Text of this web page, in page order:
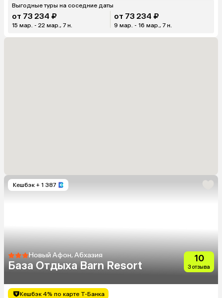
Выгодные туры на соседние даты
от 73 234 ₽
15 мар. - 22 мар., 7 н.
от 73 234 ₽
9 мар. - 16 мар., 7 н.
Кешбэк + 1 387
Новый Афон, Абхазия
База Отдыха Barn Resort
10
3 отзыва
Кешбэк 4% по карте Т-Банка